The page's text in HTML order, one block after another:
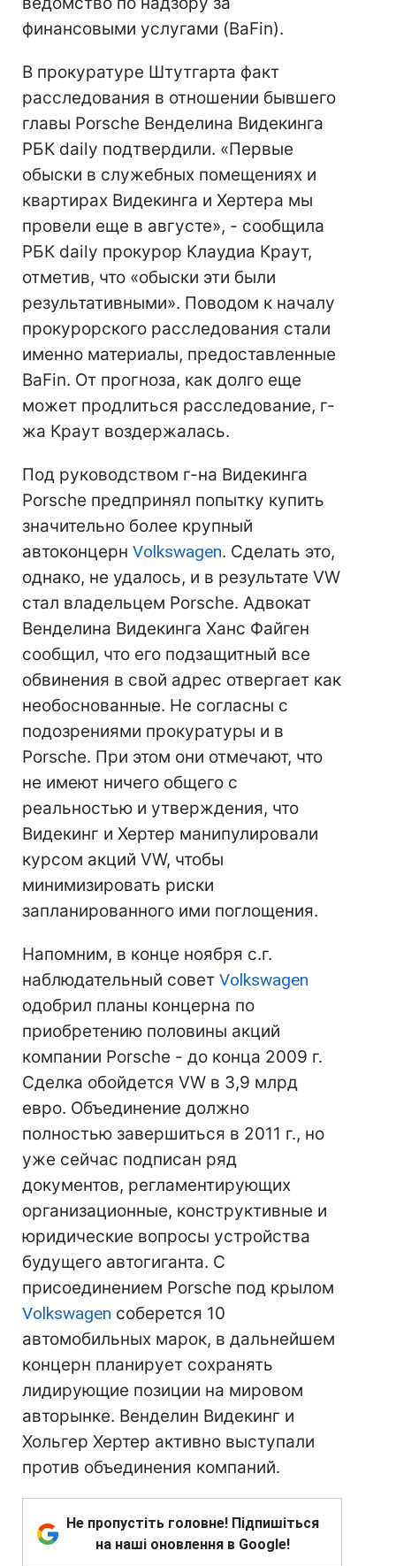
финансовыми услугами (BaFin).
В прокуратуре Штутгарта факт
расследования в отношении бывшего
главы Porsche Венделина Видекинга
РБК daily подтвердили. «Первые
обыски в служебных помещениях и
квартирах Видекинга и Хертера мы
провели еще в августе», - сообщила
РБК daily прокурор Клаудиа Краут,
отметив, что «обыски эти были
результативными». Поводом к началу
прокурорского расследования стали
именно материалы, предоставленные
BaFin. От прогноза, как долго еще
может продлиться расследование, г-
жа Краут воздержалась.
Под руководством г-на Видекинга
Porsche предпринял попытку купить
значительно более крупный
автоконцерн Volkswagen. Сделать это,
однако, не удалось, и в результате VW
стал владельцем Porsche. Адвокат
Венделина Видекинга Ханс Файген
сообщил, что его подзащитный все
обвинения в свой адрес отвергает как
необоснованные. Не согласны с
подозрениями прокуратуры и в
Porsche. При этом они отмечают, что
не имеют ничего общего с
реальностью и утверждения, что
Видекинг и Хертер манипулировали
курсом акций VW, чтобы
минимизировать риски
запланированного ими поглощения.
Напомним, в конце ноября с.г.
наблюдательный совет Volkswagen
одобрил планы концерна по
приобретению половины акций
компании Porsche - до конца 2009 г.
Сделка обойдется VW в 3,9 млрд
евро. Объединение должно
полностью завершиться в 2011 г., но
уже сейчас подписан ряд
документов, регламентирующих
организационные, конструктивные и
юридические вопросы устройства
будущего автогиганта. С
присоединением Porsche под крылом
Volkswagen соберется 10
автомобильных марок, в дальнейшем
концерн планирует сохранять
лидирующие позиции на мировом
авторынке. Венделин Видекинг и
Хольгер Хертер активно выступали
против объединения компаний.
Не пропустіть головне! Підпишіться
на наші оновлення в Google!